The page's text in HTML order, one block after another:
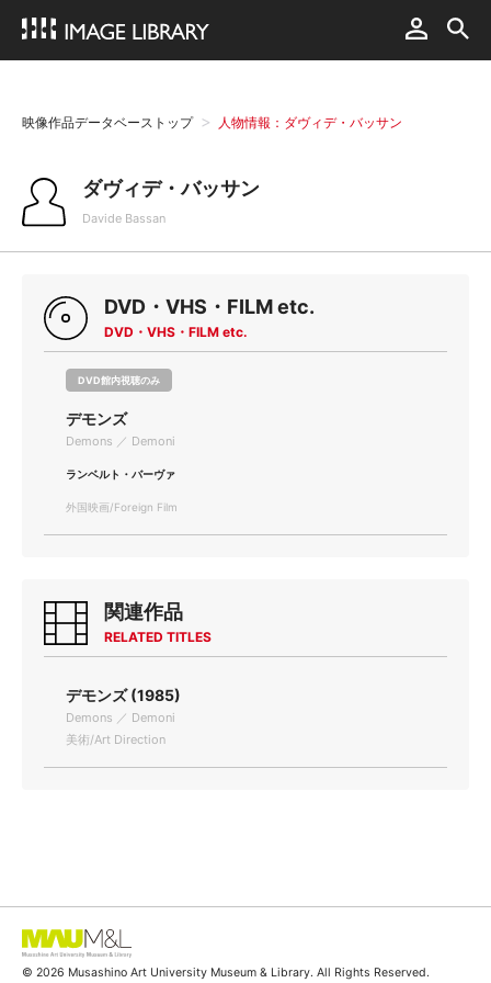
映像作品データベーストップ 人物情報：ダヴィデ・バッサン
ダヴィデ・バッサン
Davide Bassan
DVD・VHS・FILM etc.
DVD・VHS・FILM etc.
DVD館内視聴のみ
デモンズ
Demons ／ Demoni
ランベルト・バーヴァ
外国映画/Foreign Film
関連作品
RELATED TITLES
デモンズ (1985)
Demons ／ Demoni
美術/Art Direction
© 2026 Musashino Art University Museum & Library. All Rights Reserved.